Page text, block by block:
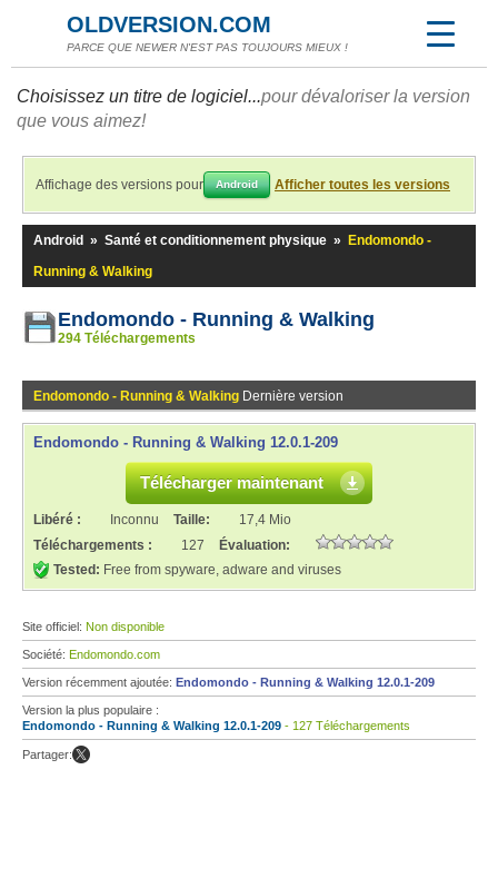
OLDVERSION.COM
PARCE QUE NEWER N'EST PAS TOUJOURS MIEUX !
Choisissez un titre de logiciel...pour dévaloriser la version
que vous aimez!
Affichage des versions pour Android Afficher toutes les versions
Android » Santé et conditionnement physique »
Endomondo -
Running & Walking
Endomondo - Running & Walking
294 Téléchargements
Endomondo - Running & Walking Dernière version
Endomondo - Running & Walking 12.0.1-209
Télécharger maintenant
Libéré : Inconnu Taille:
17,4 Mio
Téléchargements :
127
Évaluation:
Tested: Free from spyware, adware and viruses
Site officiel: Non disponible
Société: Endomondo.com
Version récemment ajoutée: Endomondo - Running & Walking 12.0.1-209
Version la plus populaire :
Endomondo - Running & Walking 12.0.1-209 - 127 Téléchargements
Partager: